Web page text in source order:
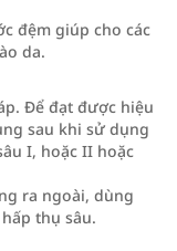
đệm giúp cho các
da.
Để đạt được hiệu
sau khi sử dụng
I, hoặc II hoặc
ra ngoài, dùng
thụ sâu.